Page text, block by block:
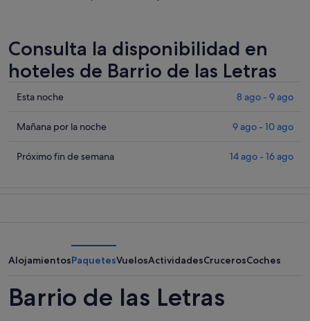
Consulta la disponibilidad en
hoteles de Barrio de las Letras
Comprueba
precios
Barrio
8
-
9
Esta noche 8 ago - 9 ago
Comprueba
precios
mañana
la
noche,
Mañana por la noche 9 ago - 10 ago
Comprueba
Letras
el
próximo
Próximo fin de semana 14 ago - 16 ago
AlojamientosPaquetesVuelosActividadesCrucerosCoches
Barrio de las Letras